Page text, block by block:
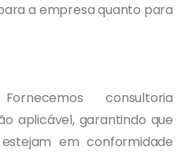
a empresa quanto para
consultoria
aplicável, garantindo que
em conformidade